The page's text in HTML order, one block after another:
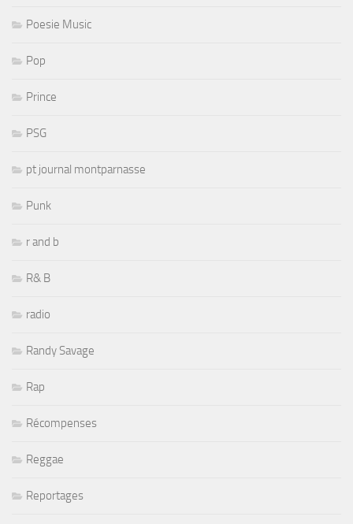
Poesie Music
Pop
Prince
PSG
pt journal montparnasse
Punk
r and b
R& B
radio
Randy Savage
Rap
Récompenses
Reggae
Reportages